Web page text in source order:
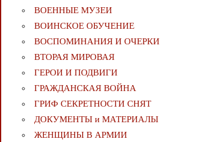
ВОЕННЫЕ МУЗЕИ
ВОИНСКОЕ ОБУЧЕНИЕ
ВОСПОМИНАНИЯ И ОЧЕРКИ
ВТОРАЯ МИРОВАЯ
ГЕРОИ И ПОДВИГИ
ГРАЖДАНСКАЯ ВОЙНА
ГРИФ СЕКРЕТНОСТИ СНЯТ
ДОКУМЕНТЫ и МАТЕРИАЛЫ
ЖЕНЩИНЫ В АРМИИ